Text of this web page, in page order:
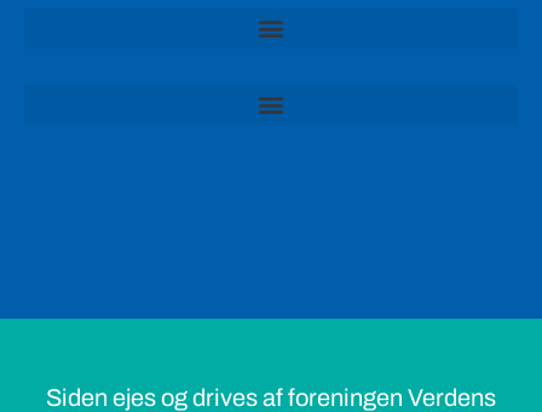
Siden ejes og drives af foreningen Verdens